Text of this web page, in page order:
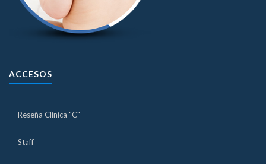
ACCESOS
Reseña Clínica "C"
Staff